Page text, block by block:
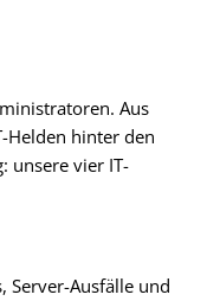
Aus
Helden hinter den
unsere vier IT-
Server-Ausfälle und